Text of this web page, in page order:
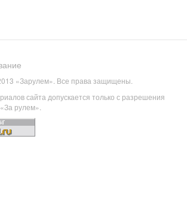
«Зарулем». Все права защищены.
сайта допускается только с разрешения
рулем».